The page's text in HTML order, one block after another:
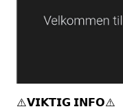
⚠️𝗩𝗜𝗞𝗧𝗜𝗚 𝗜𝗡𝗙𝗢⚠️